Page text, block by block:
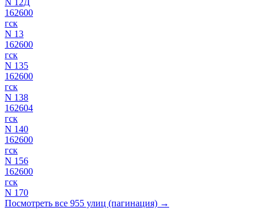
162600
гск
N 13
162600
гск
N 135
162600
гск
N 138
162604
гск
N 140
162600
гск
N 156
162600
гск
N 170
Посмотреть все 955 улиц (пагинация) →